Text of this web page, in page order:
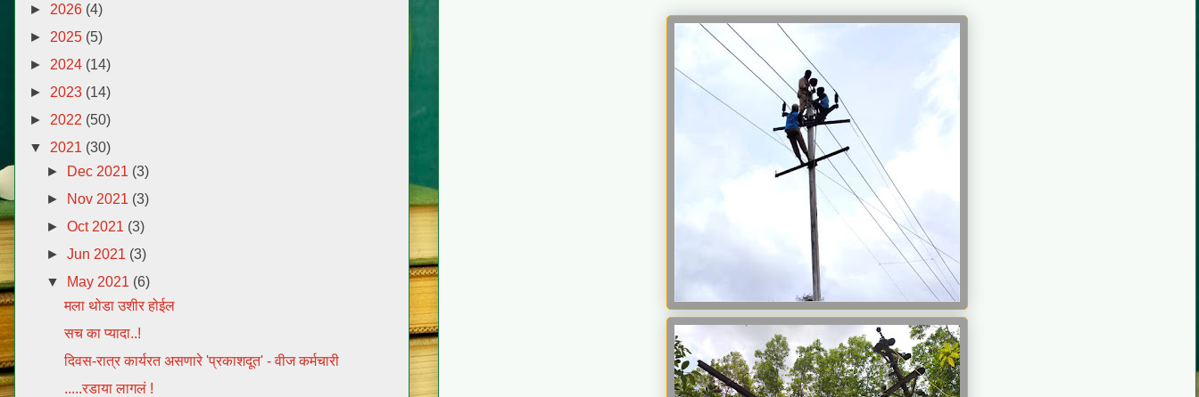
► 2026 (4)
► 2025 (5)
► 2024 (14)
► 2023 (14)
► 2022 (50)
▼ 2021 (30)
►
Dec 2021 (3)
►
Nov 2021 (3)
►Oct 2021 (3)
►Jun 2021 (3)
▼
May 2021 (6)
मला थोडा उशीर होईल
सच का प्यादा..!
दिवस-रात्र कार्यरत असणारे 'प्रकाशदूत' - वीज कर्मचारी
.....रडाया लागलं !